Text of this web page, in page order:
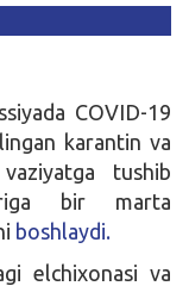
COVID-19
karantin va
tushib
bir marta
boshlaydi.
elchixonasi va